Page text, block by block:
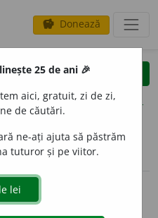
savings Donează
clear
opțiuni
(50)
25 de ani 🎉
aici, gratuit, zi de zi,
de căutări.
ne-ați ajuta să păstrăm
tuturor și pe viitor.